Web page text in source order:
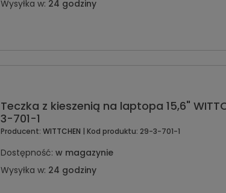
Wysyłka w: 24 godziny
Teczka z kieszenią na laptopa 15,6"
3-701-1
Producent: WITTCHEN | Kod produktu: 29-3-701-1
Dostępność: w magazynie
Wysyłka w: 24 godziny